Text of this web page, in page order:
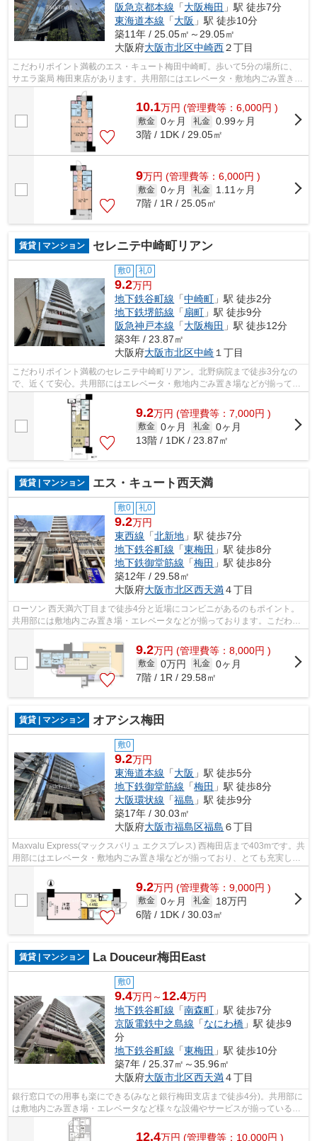
阪急京都本線 「大阪梅田 」駅 徒歩7分
東海道本線 「大阪 」駅 徒歩10分
築11年 / 25.05㎡～29.05㎡
大阪府大阪市北区中崎西２丁目
こだわりポイント満載のエス・キュート梅田中崎町。歩いて5分の場所に、
サエラ薬局 梅田東店があります。共用部にはエレベータ・敷地内ごみ置き場
など様々な設備やサービスが揃ってい...
10.1万円 (管理費等：6,000円 )
敷金 0ヶ月 礼金 0.99ヶ月
3階 / 1DK / 29.05㎡
9万円 (管理費等：6,000円 )
敷金 0ヶ月 礼金
1.11ヶ月
7階 / 1R / 25.05㎡
賃貸 | マンション セレニテ中崎町リアン
敷0 礼0
9.2万円
地下鉄谷町線 「中崎町 」駅 徒歩2分
地下鉄堺筋線 「扇町 」駅 徒歩9分
阪急神戸本線 「大阪梅田 」駅 徒歩12分
築3年 / 23.87㎡
大阪府大阪市北区中崎１丁目
こだわりポイント満載のセレニテ中崎町リアン。北野病院まで徒歩3分なの
で、近くて安心。共用部にはエレベータ・敷地内ごみ置き場などが揃ってお
り、とても充実しています。防犯対策も...
9.2万円 (管理費等：7,000円 )
敷金 0ヶ月 礼金 0ヶ月
13階 / 1DK / 23.87㎡
賃貸 | マンション エス・キュート西天満
敷0 礼0
9.2万円
東西線 「北新地 」駅 徒歩7分
地下鉄谷町線 「東梅田 」駅 徒歩8分
地下鉄御堂筋線 「梅田 」駅 徒歩8分
築12年 / 29.58㎡
大阪府大阪市北区西天満４丁目
ローソン 西天満六丁目まで徒歩4分と近場にコンビニがあるのもポイント。
共用部には敷地内ごみ置き場・エレベータなどが揃っております。こだわり
9.2万円 (管理費等：8,000円 )
敷金 0万円 礼金 0ヶ月
7階 / 1R / 29.58㎡
賃貸 | マンション オアシス梅田
敷0
9.2万円
東海道本線 「大阪 」駅 徒歩5分
地下鉄御堂筋線 「梅田 」駅 徒歩8分
大阪環状線 「福島 」駅 徒歩9分
築17年 / 30.03㎡
大阪府大阪市福島区福島 ６丁目
Maxvalu Express(マックスバリュ エクスプレス) 西梅田店まで403mです。共
用部にはエレベータ・敷地内ごみ置き場などが揃っており、とても充実して
9.2万円 (管理費等：9,000円 )
敷金 0ヶ月 礼金
18万円
6階 / 1DK / 30.03㎡
賃貸 | マンション La Douceur梅田East
敷0
9.4万円～ 12.4万円
地下鉄谷町線 「南森町 」駅 徒歩7分
京阪電鉄中之島線 「なにわ橋 」駅 徒歩9
分
地下鉄谷町線 「東梅田 」駅 徒歩10分
築7年 / 25.37㎡～35.96㎡
大阪府大阪市北区西天満４丁目
銀行窓口での用事も楽にできる(みなと銀行梅田支店まで徒歩4分)。共用部に
は敷地内ごみ置き場・エレベータなど様々な設備やサービスが揃っているの
で便利です。ニーズの高い、2018年築...
12.4万円 (管理費等：10,000円 )